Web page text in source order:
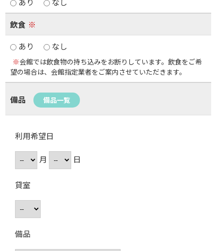
飲食 ※
あり
なし
※会館では飲食物の持ち込みをお断りしています。飲食をご希
望の場合は、会館指定業者をご案内させていただきます。
備品 備品一覧
利用希望日
月
日
貸室
備品